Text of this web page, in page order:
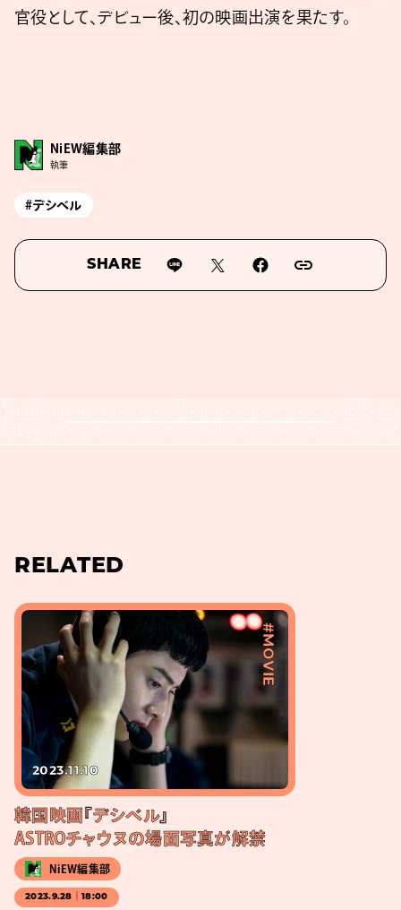
官役として、デビュー後、初の映画出演を果たす。
NiEW編集部
執筆
#デシベル
SHARE
RELATED
#MOVIE
2023.11.10
韓国映画『デシベル』
ASTROチャウヌの場面写真が解禁
NiEW編集部
2023.9.28｜18:00